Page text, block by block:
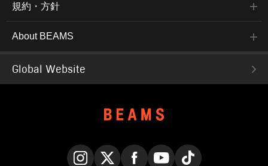
規約・方針
About BEAMS
Global Website